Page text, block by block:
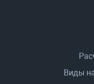
Виды